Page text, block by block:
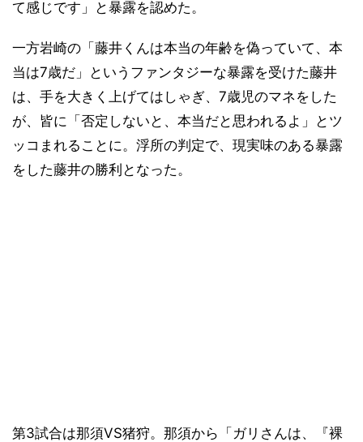
て感じです」と暴露を認めた。
一方岩崎の「藤井くんは本当の年齢を偽っていて、本
当は7歳だ」というファンタジーな暴露を受けた藤井
は、手を大きく上げてはしゃぎ、7歳児のマネをした
が、皆に「否定しないと、本当だと思われるよ」とツ
ッコまれることに。浮所の判定で、現実味のある暴露
をした藤井の勝利となった。
第3試合は那須VS猪狩。那須から「ガリさんは、『裸